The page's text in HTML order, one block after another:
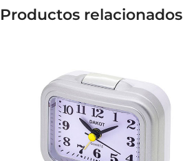
Productos relacionados